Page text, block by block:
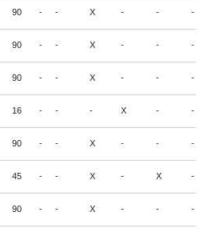
90 - - X - - -
90 - - X - - -
90 - - X - - -
16 - - - X - -
90 - - X - - -
45 - - X - X -
90 - - X - - -